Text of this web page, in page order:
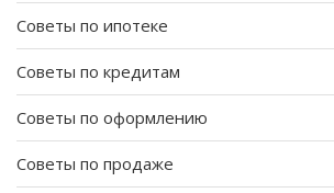
Советы по ипотеке
Советы по кредитам
Советы по оформлению
Советы по продаже